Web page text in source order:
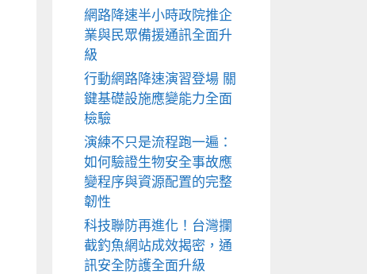
網路降速半小時政院推企
業與民眾備援通訊全面升
級
行動網路降速演習登場 關
鍵基礎設施應變能力全面
檢驗
演練不只是流程跑一遍：
如何驗證生物安全事故應
變程序與資源配置的完整
韌性
科技聯防再進化！台灣攔
截釣魚網站成效揭密，通
訊安全防護全面升級